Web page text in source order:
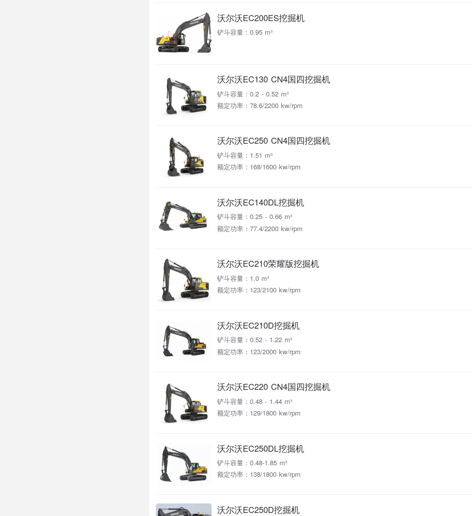
沃尔沃EC200ES挖掘机
铲斗容量：0.95 m³
沃尔沃EC130 CN4国四挖掘机
铲斗容量：0.2 - 0.52 m³
额定功率：78.6/2200 kw/rpm
沃尔沃EC250 CN4国四挖掘机
铲斗容量：1.51 m³
额定功率：168/1600 kw/rpm
沃尔沃EC140DL挖掘机
铲斗容量：0.25 - 0.66 m³
额定功率：77.4/2200 kw/rpm
沃尔沃EC210荣耀版挖掘机
铲斗容量：1.0 m³
额定功率：123/2100 kw/rpm
沃尔沃EC210D挖掘机
铲斗容量：0.52 - 1.22 m³
额定功率：123/2000 kw/rpm
沃尔沃EC220 CN4国四挖掘机
铲斗容量：0.48 - 1.44 m³
额定功率：129/1800 kw/rpm
沃尔沃EC250DL挖掘机
铲斗容量：0.48-1.85 m³
额定功率：138/1800 kw/rpm
沃尔沃EC250D挖掘机